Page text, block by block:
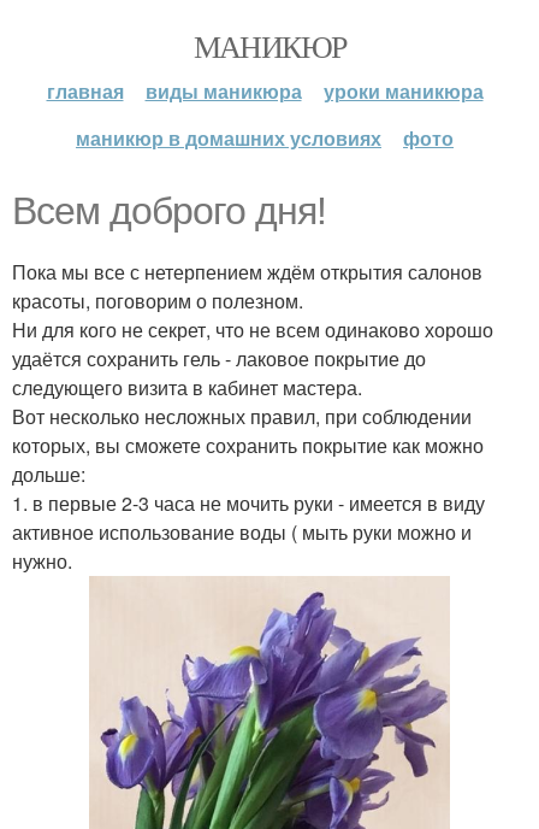
МАНИКЮР
главная виды маникюра
уроки маникюра
маникюр в домашних условиях
фото
Всем доброго дня!
Пока мы все с нетерпением ждём открытия салонов
красоты, поговорим о полезном.
Ни для кого не секрет, что не всем одинаково хорошо
удаётся сохранить гель - лаковое покрытие до
следующего визита в кабинет мастера.
Вот несколько несложных правил, при соблюдении
которых, вы сможете сохранить покрытие как можно
дольше:
1. в первые 2-3 часа не мочить руки - имеется в виду
активное использование воды ( мыть руки можно и
нужно.